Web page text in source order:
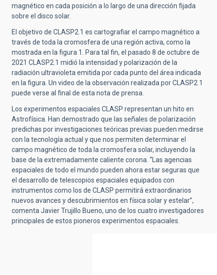
magnético en cada posición a lo largo de una dirección fijada
sobre el disco solar.
El objetivo de CLASP2.1 es cartografiar el campo magnético a
través de toda la cromosfera de una región activa, como la
mostrada en la figura 1. Para tal fin, el pasado 8 de octubre de
2021 CLASP2.1 midió la intensidad y polarización de la
radiación ultravioleta emitida por cada punto del área indicada
en la figura. Un video de la observación realizada por CLASP2.1
puede verse al final de esta nota de prensa.
Los experimentos espaciales CLASP representan un hito en
Astrofísica. Han demostrado que las señales de polarización
predichas por investigaciones teóricas previas pueden medirse
con la tecnología actual y que nos permiten determinar el
campo magnético de toda la cromosfera solar, incluyendo la
base de la extremadamente caliente corona. “Las agencias
espaciales de todo el mundo pueden ahora estar seguras que
el desarrollo de telescopios espaciales equipados con
instrumentos como los de CLASP permitirá extraordinarios
nuevos avances y descubrimientos en física solar y estelar”,
comenta Javier Trujillo Bueno, uno de los cuatro investigadores
principales de estos pioneros experimentos espaciales.